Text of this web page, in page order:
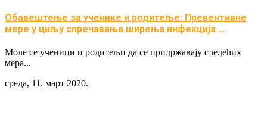
Обавештење за ученике и родитеље: Превентивне
мере у циљу спречавања ширења инфекција …
Моле се ученици и родитељи да се придржавају следећих
мера...
среда, 11. март 2020.